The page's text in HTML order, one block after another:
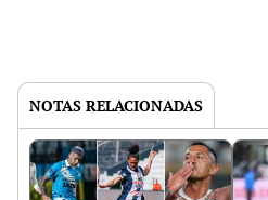
NOTAS RELACIONADAS